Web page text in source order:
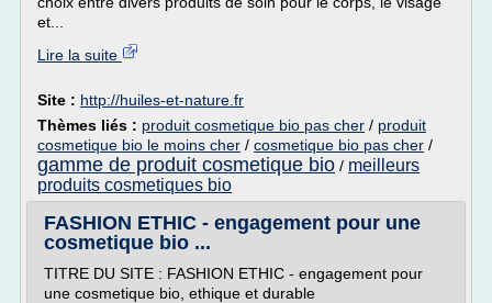
et...
Lire la suite
Site : http://huiles-et-nature.fr
Thèmes liés : produit cosmetique bio pas cher / produit
cosmetique bio le moins cher / cosmetique bio pas cher /
gamme de produit cosmetique bio / meilleurs
produits cosmetiques bio
FASHION ETHIC - engagement pour une
cosmetique bio ...
TITRE DU SITE : FASHION ETHIC - engagement pour
une cosmetique bio, ethique et durable